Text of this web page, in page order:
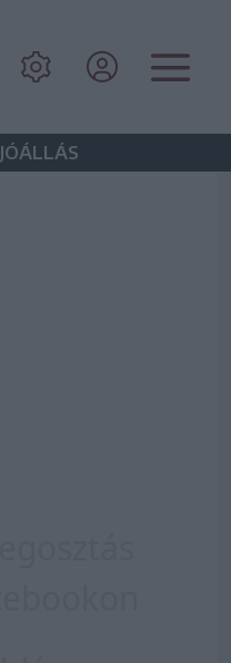
JÓÁLLÁS